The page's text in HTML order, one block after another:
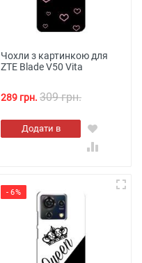
Чохли з картинкою для
ZTE Blade V50 Vita
289 грн. 309 грн.
Додати в
кошик
- 6%